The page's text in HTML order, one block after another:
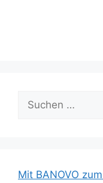
nach:
Mit BANOVO